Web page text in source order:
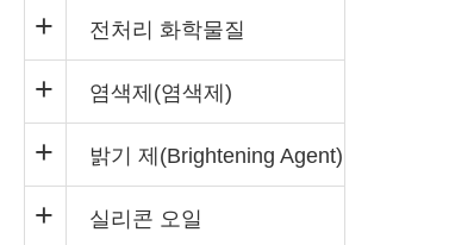
전처리 화학물질
염색제(염색제)
밝기 제(Brightening Agent)
실리콘 오일